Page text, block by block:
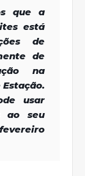
que a
está
de
de
na
usar
ao seu
fevereiro